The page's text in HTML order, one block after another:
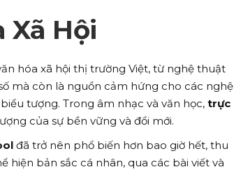
Xã Hội
hóa xã hội thị trường Việt, từ nghệ thuật
mà còn là nguồn cảm hứng cho các nghệ
tượng. Trong âm nhạc và văn học, trực
của sự bền vững và đổi mới.
đã trở nên phổ biến hơn bao giờ hết, thu
hiện bản sắc cá nhân, qua các bài viết và